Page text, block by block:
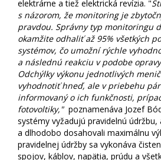
elektrárne a tiež elektrická revízia. "
s názorom, že monitoring je
pravdou. Správny typ monitoringu
okamžite odhaliť až 95% všetkých
systémov, čo umožní rýchle
a následnú reakciu v podobe
Odchýlky výkonu jednotlivých
vyhodnotiť hneď, ale v priebehu
informovaný o ich funkčnosti,
fotovoltiky,"poznamenáva Jozef
systémy vyžadujú pravidelnú
a dlhodobo dosahovali maximálnu
pravidelnej údržby sa vykonáva
spojov, káblov, napätia, prúdu a